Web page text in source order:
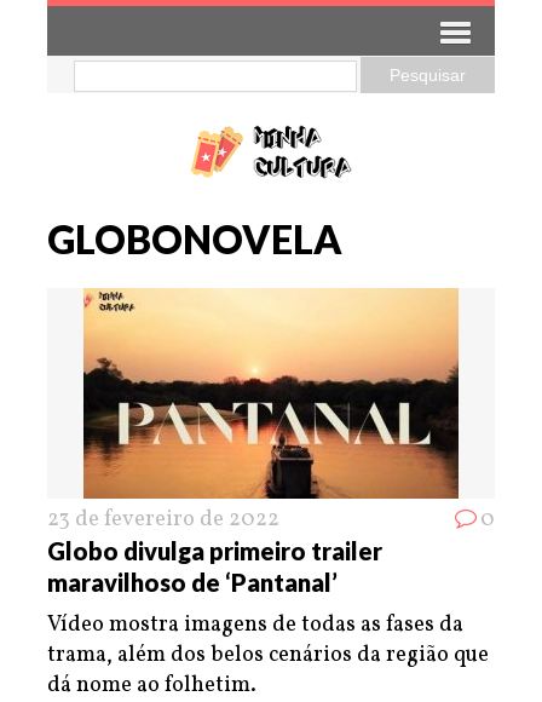
GLOBONOVELA
23 de fevereiro de 2022 0
Globo divulga primeiro trailer
maravilhoso de ‘Pantanal’
Vídeo mostra imagens de todas as fases da
trama, além dos belos cenários da região que
dá nome ao folhetim.